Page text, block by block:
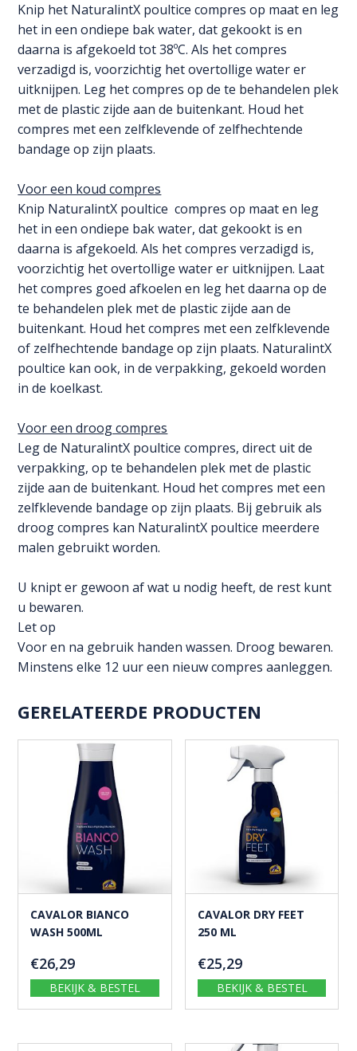
Knip het NaturalintX poultice compres op maat en leg
het in een ondiepe bak water, dat gekookt is en
daarna is afgekoeld tot 38ºC. Als het compres
verzadigd is, voorzichtig het overtollige water er
uitknijpen. Leg het compres op de te behandelen plek
met de plastic zijde aan de buitenkant. Houd het
compres met een zelfklevende of zelfhechtende
bandage op zijn plaats.
Voor een koud compres
Knip NaturalintX poultice compres op maat en leg
het in een ondiepe bak water, dat gekookt is en
daarna is afgekoeld. Als het compres verzadigd is,
voorzichtig het overtollige water er uitknijpen. Laat
het compres goed afkoelen en leg het daarna op de
te behandelen plek met de plastic zijde aan de
buitenkant. Houd het compres met een zelfklevende
of zelfhechtende bandage op zijn plaats. NaturalintX
poultice kan ook, in de verpakking, gekoeld worden
in de koelkast.
Voor een droog compres
Leg de NaturalintX poultice compres, direct uit de
verpakking, op te behandelen plek met de plastic
zijde aan de buitenkant. Houd het compres met een
zelfklevende bandage op zijn plaats. Bij gebruik als
droog compres kan NaturalintX poultice meerdere
malen gebruikt worden.
U knipt er gewoon af wat u nodig heeft, de rest kunt
u bewaren.
Let op
Voor en na gebruik handen wassen. Droog bewaren.
Minstens elke 12 uur een nieuw compres aanleggen.
GERELATEERDE PRODUCTEN
CAVALOR BIANCO
WASH 500ML
€26,29
BEKIJK & BESTEL
CAVALOR DRY FEET
250 ML
€25,29
BEKIJK & BESTEL